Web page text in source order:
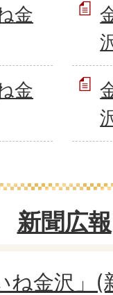
金
金
新聞広報
ね金沢」(